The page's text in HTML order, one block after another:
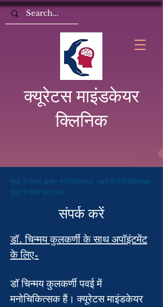
क्यूरेटस माइंडकेयर
क्लिनिक
मुंबई में सबसे अच्छा मनोचिकित्सक, पवई में मनोचिकित्सक,
मुंबई में चिंता का इलाज
संपर्क करें
डॉ. चिन्मय कुलकर्णी के साथ अपॉइंटमेंट
के लिए-
डॉ चिन्मय कुलकर्णी पवई में
मनोचिकित्सक हैं। क्यूरेटस माइंडकेयर